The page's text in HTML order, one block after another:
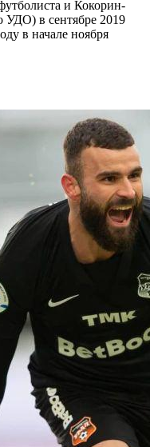
и Кокорин-
УДО) в сентябре 2019
в начале ноября